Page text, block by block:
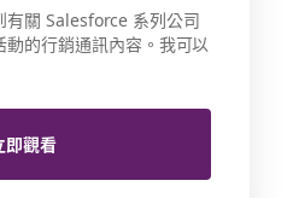
有關 Salesforce 系列公司
動的行銷通訊內容。我可以
即觀看